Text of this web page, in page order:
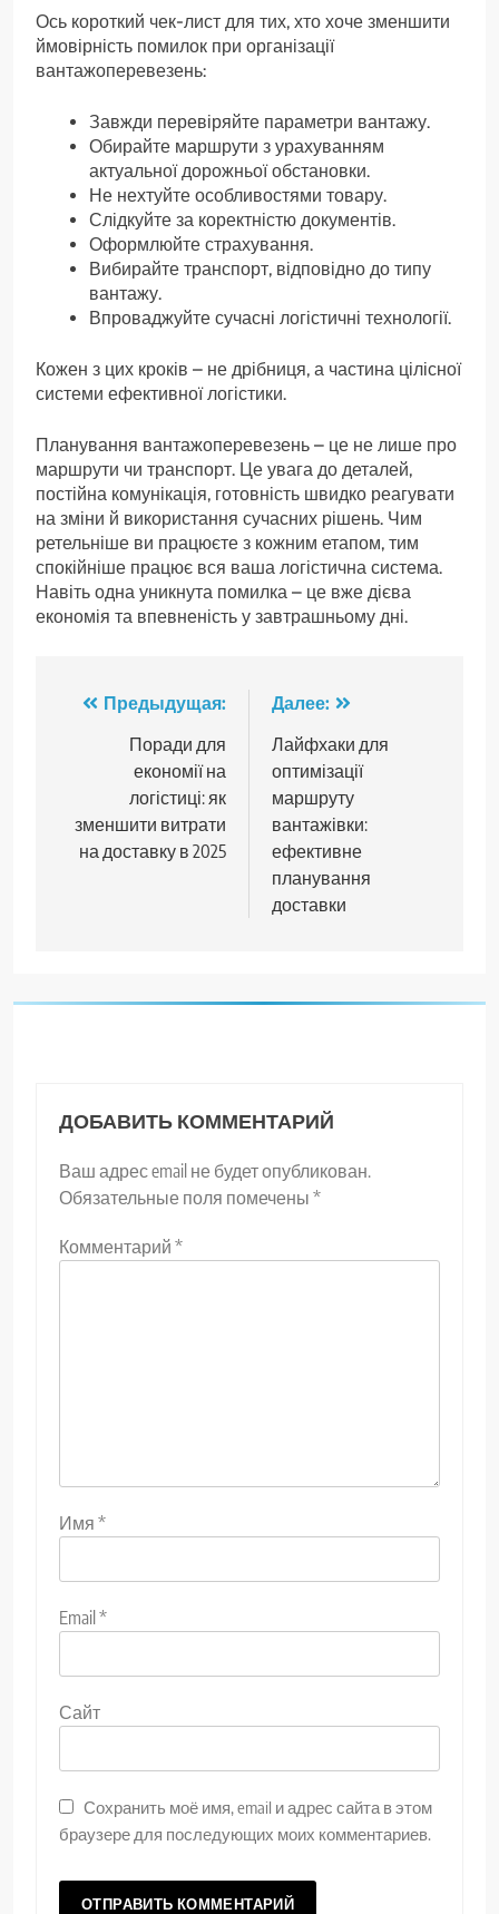
Ось короткий чек-лист для тих, хто хоче зменшити
ймовірність помилок при організації
вантажоперевезень:
Завжди перевіряйте параметри вантажу.
Обирайте маршрути з урахуванням
актуальної дорожньої обстановки.
Не нехтуйте особливостями товару.
Слідкуйте за коректністю документів.
Оформлюйте страхування.
Вибирайте транспорт, відповідно до типу
вантажу.
Впроваджуйте сучасні логістичні технології.
Кожен з цих кроків – не дрібниця, а частина цілісної
системи ефективної логістики.
Планування вантажоперевезень – це не лише про
маршрути чи транспорт. Це увага до деталей,
постійна комунікація, готовність швидко реагувати
на зміни й використання сучасних рішень. Чим
ретельніше ви працюєте з кожним етапом, тим
спокійніше працює вся ваша логістична система.
Навіть одна уникнута помилка – це вже дієва
економія та впевненість у завтрашньому дні.
Навигация
записям
Предыдущая:
Поради для
економії на
логістиці: як
зменшити витрати
на доставку в 2025
Далее:
Лайфхаки для
оптимізації
маршруту
вантажівки:
ефективне
планування
доставки
ДОБАВИТЬ КОММЕНТАРИЙ
Ваш адрес email не будет опубликован.
Обязательные поля помечены *
Комментарий *
Имя *
Email*
Сайт
Сохранить моё имя, email и адрес сайта в этом
браузере для последующих моих комментариев.